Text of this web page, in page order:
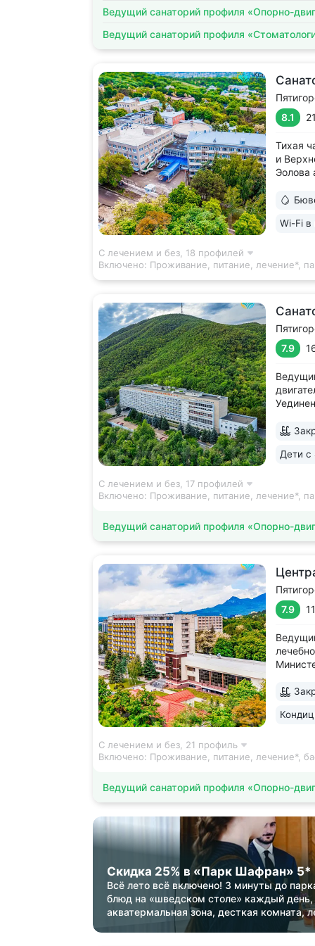
Ведущий санаторий профиля «Опорно-
Ведущий санаторий профиля
8.1
Тихая
и
Эолова
Wi-Fi в
С лечением и без, 18 профилей
Включено: Проживание, питание, лечение*,
7.9
Дети с
С лечением и без, 17 профилей
Включено: Проживание, питание, лечение*,
Ведущий санаторий профиля «Опорно-
7.9
С лечением и без, 21 профиль
Включено: Проживание, питание, лечение*,
Ведущий санаторий профиля «Опорно-
Скидка 25% в «Парк Шафран» 5*
Всё лето всё включено! 3 минуты до
блюд на «шведском столе» каждый день,
акватермальная зона, десткая комната,